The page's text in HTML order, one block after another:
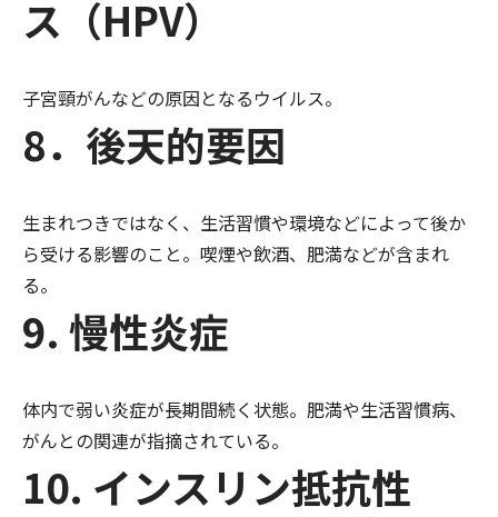
ス（HPV）
子宮頸がんなどの原因となるウイルス。
8．後天的要因
生まれつきではなく、生活習慣や環境などによって後か
ら受ける影響のこと。喫煙や飲酒、肥満などが含まれ
る。
9. 慢性炎症
体内で弱い炎症が長期間続く状態。肥満や生活習慣病、
がんとの関連が指摘されている。
10. インスリン抵抗性